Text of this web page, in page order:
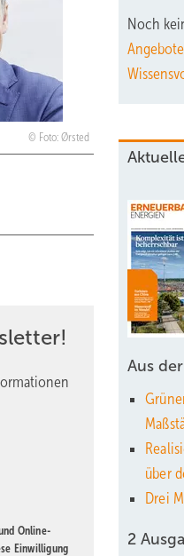
Foto: Ørsted
Online-
Einwilligung
Noch
Aus
über
Drei
2